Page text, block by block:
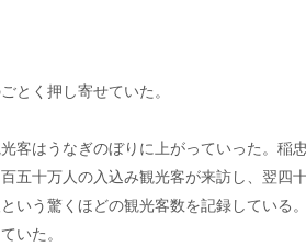
とく押し寄せていた。
客はうなぎのぼりに上がっていった。稲
五十万人の入込み観光客が来訪し、翌四
いう驚くほどの観光客数を記録している
いた。